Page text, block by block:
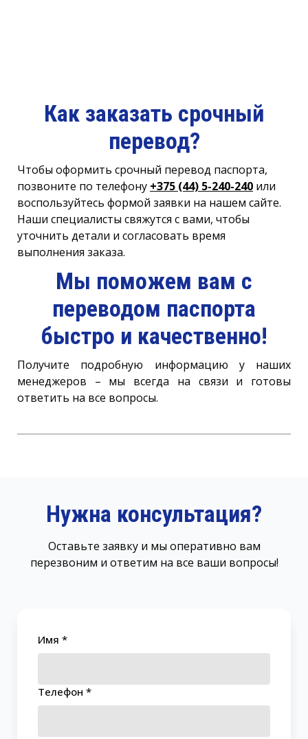
Как заказать срочный
перевод?
Чтобы оформить срочный перевод паспорта,
позвоните по телефону +375 (44) 5-240-240 или
воспользуйтесь формой заявки на нашем сайте.
Наши специалисты свяжутся с вами, чтобы
уточнить детали и согласовать время
выполнения заказа.
Мы поможем вам с
переводом паспорта
быстро и качественно!
Получите подробную информацию у наших
менеджеров – мы всегда на связи и готовы
ответить на все вопросы.
Нужна консультация?
Оставьте заявку и мы оперативно вам
перезвоним и ответим на все ваши вопросы!
Имя *
Телефон *